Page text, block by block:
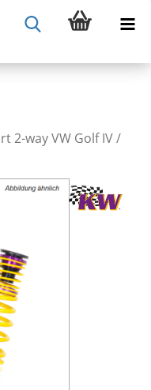
2-way VW Golf IV /